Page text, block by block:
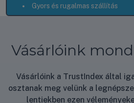
Gyors és rugalmas szállítás
Vásárlóink
Vásárlóink a TrustIndex által
osztanak meg velünk a
lentiekben ezen